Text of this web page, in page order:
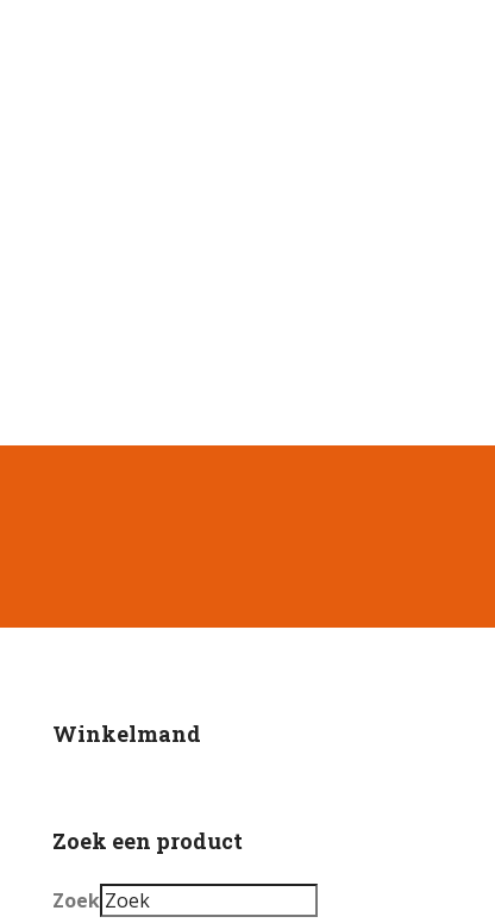
Winkelmand
Zoek een product
Zoek